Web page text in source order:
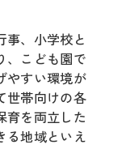
事、小学校と
、こども園で
やすい環境が
世帯向けの各
育を両立した
る地域といえ